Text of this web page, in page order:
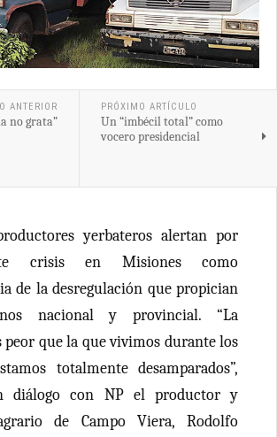
ANTERIOR
no grata”
PRÓXIMO ARTÍCULO
Un “imbécil total” como
vocero presidencial
yerbateros alertan por
crisis en Misiones como
de la desregulación que propician
nacional y provincial. “La
peor que la que vivimos durante los
totalmente desamparados”,
diálogo con NP el productor y
de Campo Viera, Rodolfo